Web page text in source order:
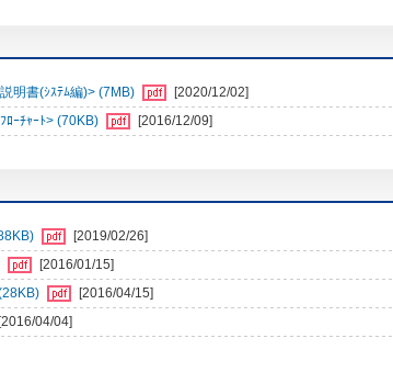
明書(ｼｽﾃﾑ編)> (7MB)
[2020/12/02]
ｰﾁｬｰﾄ> (70KB)
[2016/12/09]
[2019/02/26]
[2016/01/15]
[2016/04/15]
[2016/04/04]